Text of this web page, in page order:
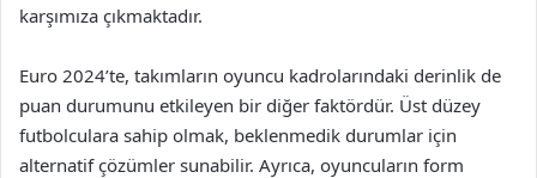
karşımıza çıkmaktadır.
Euro 2024’te, takımların oyuncu kadrolarındaki derinlik de
puan durumunu etkileyen bir diğer faktördür. Üst düzey
futbolculara sahip olmak, beklenmedik durumlar için
alternatif çözümler sunabilir. Ayrıca, oyuncuların form